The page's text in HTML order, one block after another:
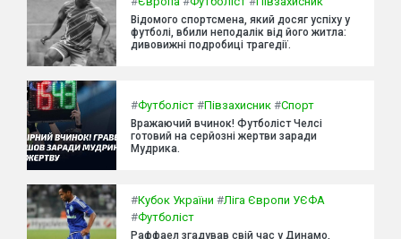
Відомого спортсмена, який досяг успіху у
футболі, вбили неподалік від його житла:
дивовижні подробиці трагедії.
#Футболіст #Півзахисник #Спорт
Вражаючий вчинок! Футболіст Челсі
готовий на серйозні жертви заради
Мудрика.
#Кубок України #Ліга Європи УЄФА
#Футболіст
Раффаел згадував свій час у Динамо,